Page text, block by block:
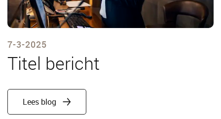
7-3-2025
Titel bericht
Lees blog